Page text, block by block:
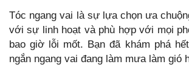
Tóc ngang vai là sự lựa chọn ưa
với sự linh hoạt và phù hợp với mọi
bao giờ lỗi mốt. Bạn đã khám phá
ngắn ngang vai đang làm mưa làm gió